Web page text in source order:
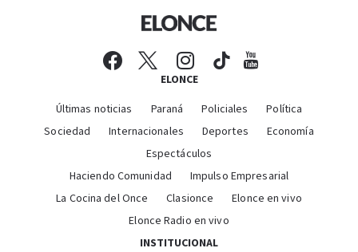
ELONCE
Últimas noticias Paraná Policiales
Política
Sociedad
Internacionales Deportes
Economía
Espectáculos
Haciendo Comunidad
Impulso Empresarial
La Cocina del Once
Clasionce
Elonce en vivo
Elonce Radio en vivo
INSTITUCIONAL